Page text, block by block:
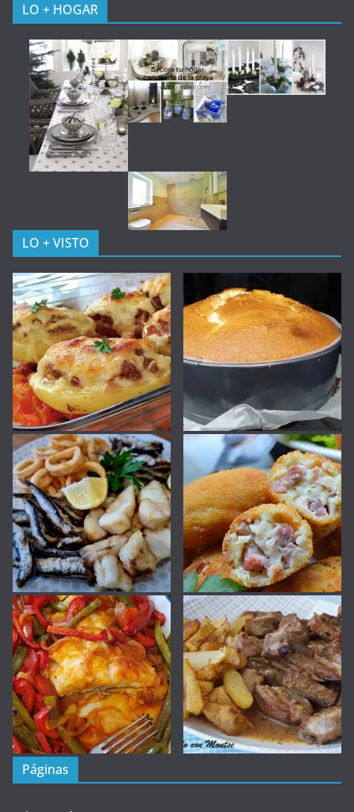
LO + HOGAR
LO + VISTO
Páginas